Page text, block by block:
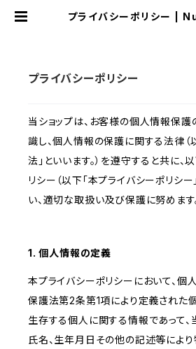
プライバシーポリシー |
プライバシーポリシー
当ショップは、お客様の個人情報保
識し、個人情報の保護に関する法律（
法」といいます。）を遵守すると共に、
リシー（以下「本プライバシーポリシー
い、適切な取扱い及び保護に努めます
1. 個人情報の定義
本プライバシーポリシーにおいて、個
保護法第2条第1項により定義された個
生存する個人に関する情報であって
氏名、生年月日その他の記述等によ